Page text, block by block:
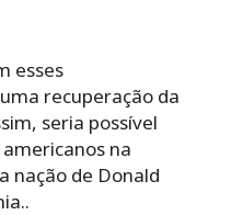
esses
recuperação da
seria possível
na
nação de Donald